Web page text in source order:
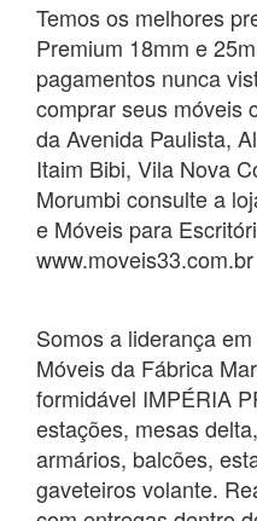
Temos os melhores
Premium 18mm e
pagamentos nunca
comprar seus móveis
da Avenida Paulista,
Itaim Bibi, Vila Nova
Morumbi consulte a
e Móveis para
www.moveis33.com.br
Somos a liderança
Móveis da Fábrica
formidável IMPÉRIA
estações, mesas
armários, balcões,
gaveteiros volante.